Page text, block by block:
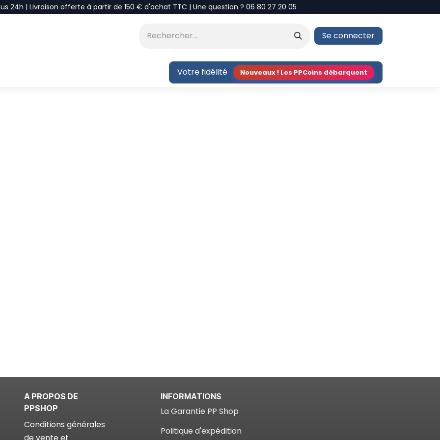
24h | Livraison offerte à partir de 150 € d'achat TTC | Une question ? 06 80 27 20 05
Se connecter
Votre fidélité Nouveaux ! Les PPCoins débarquent
A PROPOS DE
PPSHOP
Conditions générales
INFORMATIONS
La Garantie PP Shop​
Politique d'expédition